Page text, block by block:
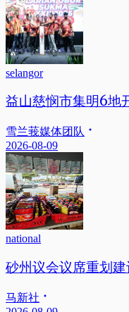
selangor
益山慈悯市集明6地
雪兰莪媒体团队
2026-08-09
national
砂州议会议席重划
马新社